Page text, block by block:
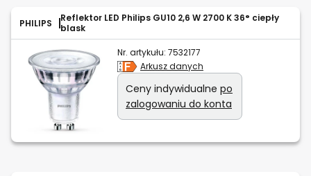
PHILIPS
Reflektor LED Philips GU10 2,6 W 2700 K 36° ciepły
blask
Nr. artykułu: 7532177
Arkusz danych
Ceny indywidualne po
zalogowaniu do konta